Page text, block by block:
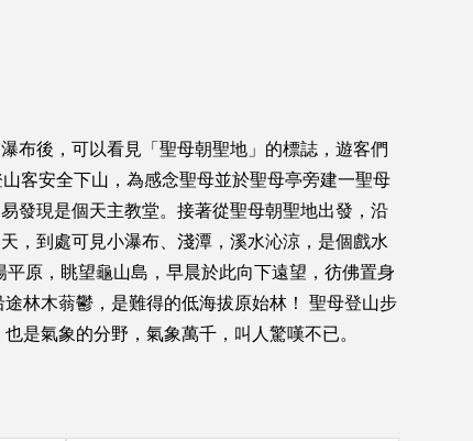
布後，可以看見「聖母朝聖地」的標誌，遊客們
客安全下山，為感念聖母並於聖母亭旁建一聖母
發現是個天主教堂。接著從聖母朝聖地出發，沿
，到處可見小瀑布、淺潭，溪水沁涼，是個戲水
原，眺望龜山島，早晨於此向下遠望，彷佛置身
林木蓊鬱，是難得的低海拔原始林！ 聖母登山步
是氣象的分野，氣象萬千，叫人驚嘆不已。